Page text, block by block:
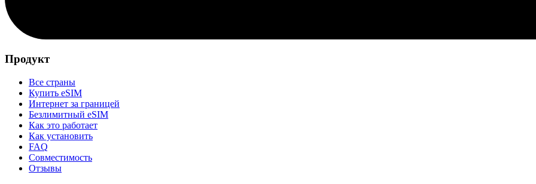
Продукт
Все страны
Купить eSIM
Интернет за границей
Безлимитный eSIM
Как это работает
Как установить
FAQ
Совместимость
Отзывы